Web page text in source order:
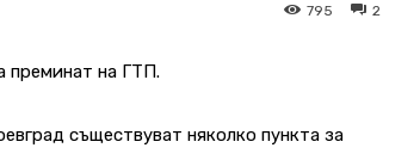
2
795
преминат на ГТП.
съществуват няколко пункта за